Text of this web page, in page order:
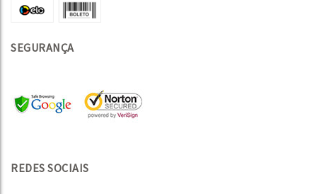
SEGURANÇA
REDES SOCIAIS